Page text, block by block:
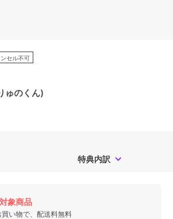
セル不可
ゅのくん)
特典内訳
象商品
い物で、配送料無料